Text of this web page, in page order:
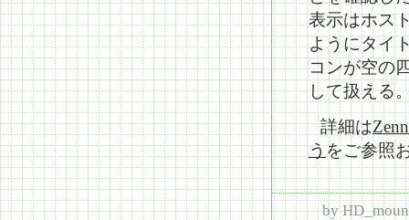
表示はホス
ようにタイ
コンが空の
して扱える
詳細は
うをご参照
by